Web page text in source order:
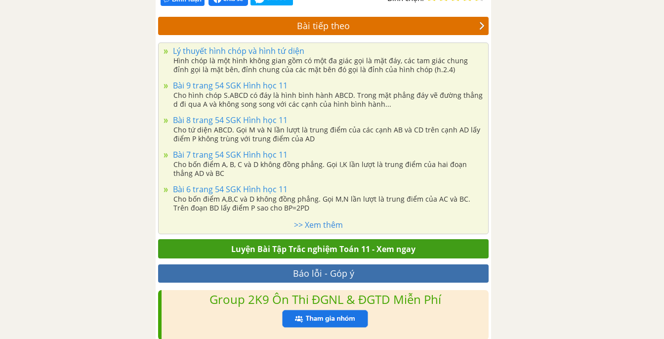
Bài tiếp theo
Lý thuyết hình chóp và hình tứ diện
Hình chóp là một hình không gian gồm có một đa giác gọi là mặt đáy, các tam giác chung
đỉnh gọi là mặt bên, đỉnh chung của các mặt bên đó gọi là đỉnh của hình chóp (h.2.4)
Bài 9 trang 54 SGK Hình học 11
Cho hình chóp S.ABCD có đáy là hình bình hành ABCD. Trong mặt phẳng đáy vẽ đường thẳng
d đi qua A và không song song với các cạnh của hình bình hành...
Bài 8 trang 54 SGK Hình học 11
Cho tứ diện ABCD. Gọi M và N lần lượt là trung điểm của các cạnh AB và CD trên cạnh AD lấy
điểm P không trùng với trung điểm của AD
Bài 7 trang 54 SGK Hình học 11
Cho bốn điểm A, B, C và D không đồng phẳng. Gọi I,K lần lượt là trung điểm của hai đoạn
thẳng AD và BC
Bài 6 trang 54 SGK Hình học 11
Cho bốn điểm A,B,C và D không đồng phẳng. Gọi M,N lần lượt là trung điểm của AC và BC.
Trên đoạn BD lấy điểm P sao cho BP=2PD
>> Xem thêm
Luyện Bài Tập Trắc nghiệm Toán 11 - Xem ngay
Báo lỗi - Góp ý
Group 2K9 Ôn Thi ĐGNL & ĐGTD Miễn Phí